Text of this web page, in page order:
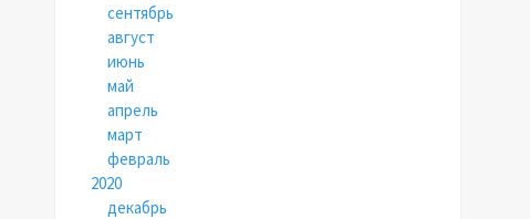
сентябрь
август
июнь
май
апрель
март
февраль
2020
декабрь